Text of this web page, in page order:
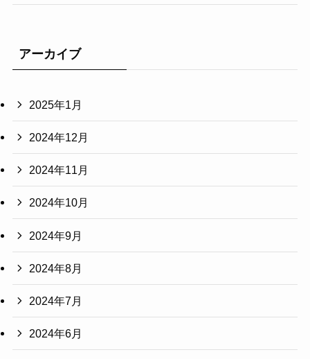
アーカイブ
2025年1月
2024年12月
2024年11月
2024年10月
2024年9月
2024年8月
2024年7月
2024年6月